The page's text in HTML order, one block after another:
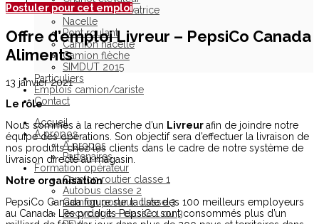
Plateforme élévatrice
Nacelle
Pont roulant
Camion nacelle
Camion flèche
SIMDUT 2015
Particuliers
Emplois camion/cariste
Contact
Accueil
À propos
À propos
Partenaires
Formation opérateur
Camion routier classe 1
Autobus classe 2
Camion porteur classe 3
Recyclage – classe 1 ou 3
Postuler pour cet emploi
Offre d’emploi Livreur – PepsiCo Canada
Aliments
13 janvier 2021
Le rôle
Nous sommes à la recherche d’un Livreurafin de joindre notre
équipe des opérations. Son objectif sera d’effectuer la livraison de
nos produits chez les clients dans le cadre de notre système de
livraison directe au magasin.
Notre organisation
PepsiCo Canada figure sur la liste des 100 meilleurs employeurs
au Canada. Les produits PepsiCo sont consommés plus d’un